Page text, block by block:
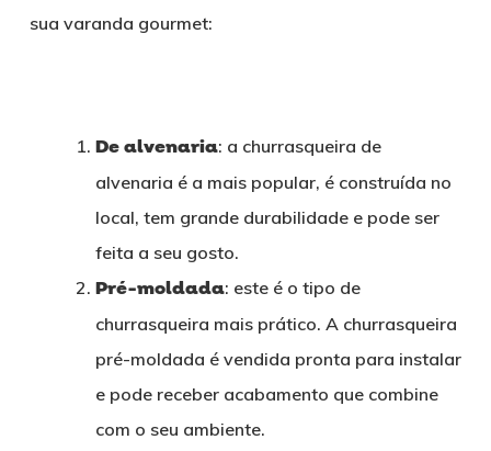
sua varanda gourmet:
De alvenaria: a churrasqueira de
alvenaria é a mais popular, é construída no
local, tem grande durabilidade e pode ser
feita a seu gosto.
Pré-moldada: este é o tipo de
churrasqueira mais prático. A churrasqueira
pré-moldada é vendida pronta para instalar
e pode receber acabamento que combine
com o seu ambiente.